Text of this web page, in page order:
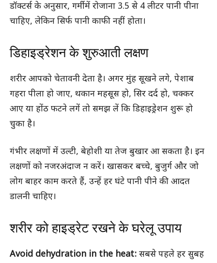
डॉक्टर्स के अनुसार, गर्मी में रोजाना 3.5 से 4 लीटर पानी पीना
चाहिए, लेकिन सिर्फ पानी काफी नहीं होता।
डिहाइड्रेशन के शुरुआती लक्षण
शरीर आपको चेतावनी देता है। अगर मुंह सूखने लगे, पेशाब
गहरा पीला हो जाए, थकान महसूस हो, सिर दर्द हो, चक्कर
आए या होंठ फटने लगें तो समझ लें कि डिहाइड्रेशन शुरू हो
चुका है।
गंभीर लक्षणों में उल्टी, बेहोशी या तेज बुखार आ सकता है। इन
लक्षणों को नजरअंदाज न करें। खासकर बच्चे, बुजुर्ग और जो
लोग बाहर काम करते हैं, उन्हें हर घंटे पानी पीने की आदत
डालनी चाहिए।
शरीर को हाइड्रेट रखने के घरेलू उपाय
Avoid dehydration in the heat: सबसे पहले हर सुबह